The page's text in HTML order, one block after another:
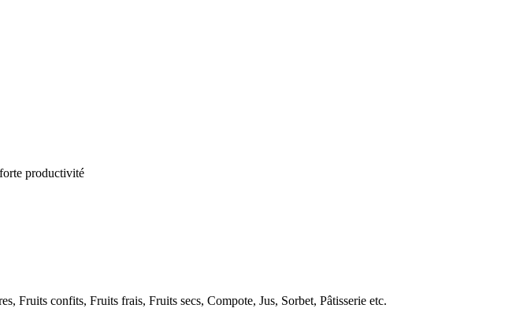
productivité
Fruits confits, Fruits frais, Fruits secs, Compote, Jus, Sorbet, Pâtisserie etc.